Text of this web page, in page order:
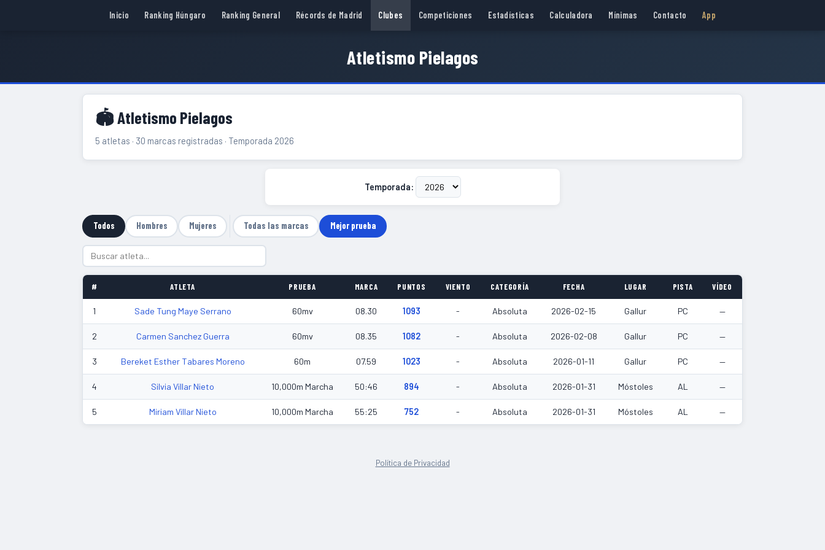
Inicio Ranking Húngaro Ranking General Récords de Madrid Clubes Competiciones Estadísticas Calculadora Mínimas Contacto App
Atletismo Pielagos
🏟 Atletismo Pielagos
5 atletas · 30 marcas registradas · Temporada 2026
Temporada:
Todos Hombres Mujeres Todas las marcas Mejor prueba
# ATLETA PRUEBA MARCA PUNTOS VIENTO CATEGORÍA FECHA LUGAR PISTA VÍDEO
1 Sade Tung Maye Serrano 60mv 08.30 1093 - Absoluta 2026-02-15 Gallur PC —
2 Carmen Sanchez Guerra 60mv 08.35 1082 - Absoluta 2026-02-08 Gallur PC —
3 Bereket Esther Tabares Moreno 60m 07.59 1023 - Absoluta 2026-01-11 Gallur PC —
4 Silvia Villar Nieto 10,000m Marcha 50:46 894 - Absoluta 2026-01-31 Móstoles AL —
5 Miriam Villar Nieto 10,000m Marcha 55:25 752 - Absoluta 2026-01-31 Móstoles AL —
Política de Privacidad